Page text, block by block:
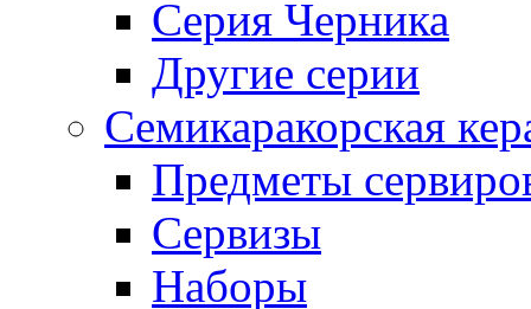
Серия Черника
Другие серии
Семикаракорская
Предметы
Сервизы
Наборы